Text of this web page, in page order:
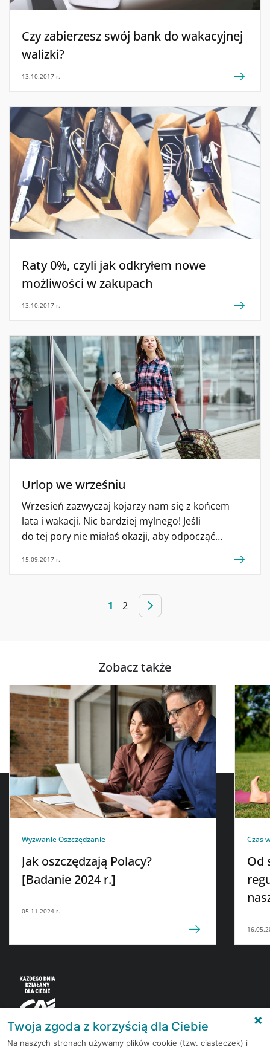
Czy zabierzesz swój bank do wakacyjnej
walizki?
13.10.2017 r.
Raty 0%, czyli jak odkryłem nowe
możliwości w zakupach
13.10.2017 r.
Urlop we wrześniu
Wrzesień zazwyczaj kojarzy nam się z końcem
lata i wakacji. Nic bardziej mylnego! Jeśli
do tej pory nie miałaś okazji, aby odpocząć
Europy Wrzesień to wciąż dobry moment
na podróżowanie po południowych krańcach
15.09.2017 r.
1 2
Zobacz także
Wyzwanie Oszczędzanie
Jak oszczędzają Polacy?
[Badanie 2024 r.]
05.11.2024 r.
Czas
Od
Twoja zgoda z korzyścią dla Ciebie
Na naszych stronach używamy plików cookie (tzw. ciasteczek) i